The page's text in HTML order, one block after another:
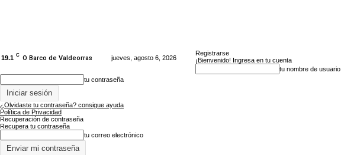
19.1 C O Barco de Valdeorras jueves, agosto 6, 2026
Registrarse
¡Bienvenido! Ingresa en tu cuenta
tu nombre de usuario
tu contraseña
¿Olvidaste tu contraseña? consigue ayuda
Política de Privacidad
Recuperación de contraseña
Recupera tu contraseña
tu correo electrónico